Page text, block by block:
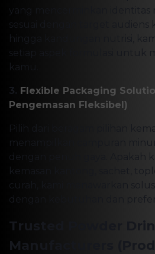
yang mencerminkan identitas
sesuai dengan target audiens
hingga kandungan nutrisi,
setiap aspek formulasi untuk
kamu.
3. Flexible Packaging
Pengemasan Fleksibel)
Pilih dari beragam pilihan
menampilkan campuran
dengan penuh gaya. Apakah
kemasan kantong, sachet,
curah, kami menawarkan
dengan kebutuhan dan
Trusted Powder
Manufacturers